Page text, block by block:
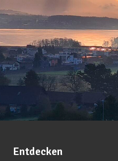
Entdecken